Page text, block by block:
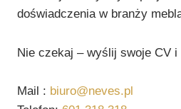
doświadczenia w branży
Nie czekaj – wyślij swoje CV i
Mail : biuro@neves.pl